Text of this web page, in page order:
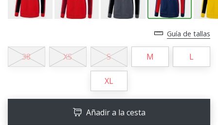
el
regalo
Guía de tallas
38 XS S M L
XL
Añadir a la cesta